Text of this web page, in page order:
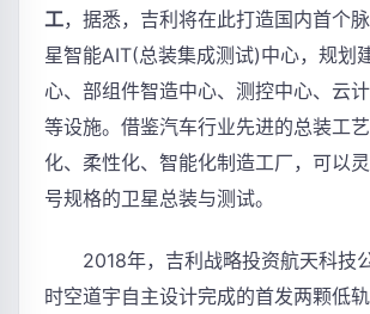
工，据悉，吉利将在此打造国内首个
星智能AIT(总装集成测试)中心，规划
心、部组件智造中心、测控中心、云
等设施。借鉴汽车行业先进的总装工
化、柔性化、智能化制造工厂，可以
号规格的卫星总装与测试。
2018年，吉利战略投资航天科技公
时空道宇自主设计完成的首发两颗低